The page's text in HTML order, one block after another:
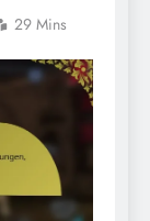
29 Mins